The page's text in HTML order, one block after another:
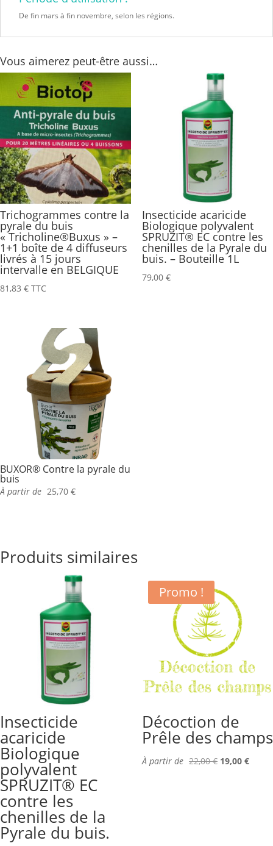
De fin mars à fin novembre, selon les régions.
Vous aimerez peut-être aussi…
Trichogrammes contre la
pyrale du buis
« Tricholine®Buxus » –
1+1 boîte de 4 diffuseurs
livrés à 15 jours
intervalle en BELGIQUE
81,83 € TTC
Insecticide acaricide
Biologique polyvalent
SPRUZIT® EC contre les
chenilles de la Pyrale du
buis. – Bouteille 1L
79,00 €
BUXOR® Contre la pyrale du
buis
À partir de 25,70 €
Produits similaires
Insecticide
acaricide
Biologique
polyvalent
SPRUZIT® EC
contre les
chenilles de la
Pyrale du buis.
Promo !
Décoction de
Prêle des champs
À partir de 22,00€ 19,00 €